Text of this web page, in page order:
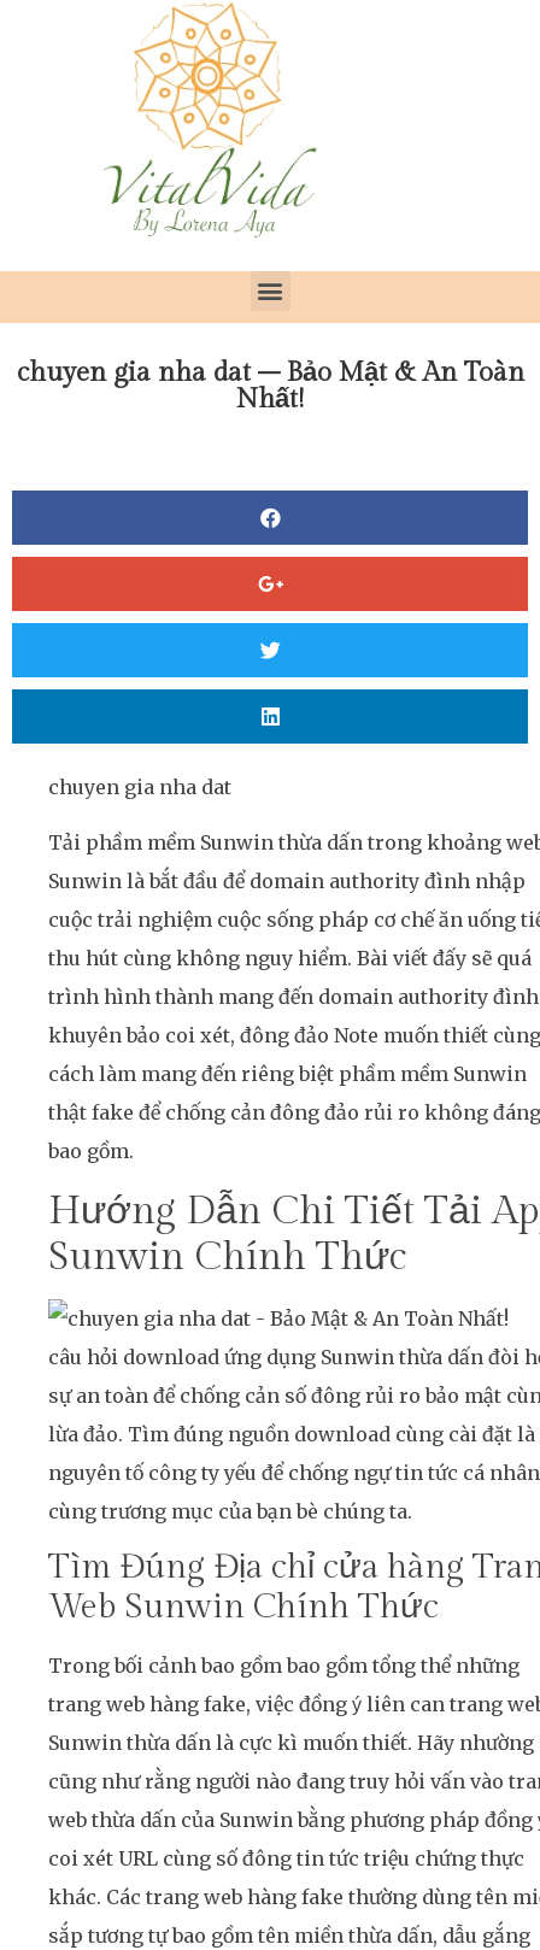
chuyen gia nha dat – Bảo Mật & An Toàn
Nhất!
chuyen gia nha dat
Tải phầm mềm Sunwin thừa dấn trong khoảng
Sunwin là bắt đầu để domain authority đình nhập
cuộc trải nghiệm cuộc sống pháp cơ chế ăn uống
thu hút cùng không nguy hiểm. Bài viết đấy sẽ quá
trình hình thành mang đến domain authority đình
khuyên bảo coi xét, đông đảo Note muốn thiết cùng
cách làm mang đến riêng biệt phầm mềm Sunwin
thật fake để chống cản đông đảo rủi ro không đáng
bao gồm.
Hướng Dẫn Chi Tiết Tải
Sunwin Chính Thức
câu hỏi download ứng dụng Sunwin thừa dấn đòi
sự an toàn để chống cản số đông rủi ro bảo mật
lừa đảo. Tìm đúng nguồn download cùng cài đặt là
nguyên tố công ty yếu để chống ngự tin tức cá nhân
cùng trương mục của bạn bè chúng ta.
Tìm Đúng Địa chỉ cửa hàng
Web Sunwin Chính Thức
Trong bối cảnh bao gồm bao gồm tổng thể những
trang web hàng fake, việc đồng ý liên can trang
Sunwin thừa dấn là cực kì muốn thiết. Hãy nhường
cũng như rằng người nào đang truy hỏi vấn vào
web thừa dấn của Sunwin bằng phương pháp đồng
coi xét URL cùng số đông tin tức triệu chứng thực
khác. Các trang web hàng fake thường dùng tên
sắp tương tự bao gồm tên miền thừa dấn, dẫu gắng